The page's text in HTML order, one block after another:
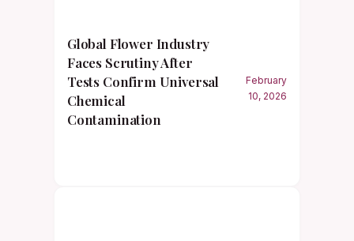
Global Flower Industry
Faces Scrutiny After
Tests Confirm Universal
Chemical
Contamination
February
10, 2026